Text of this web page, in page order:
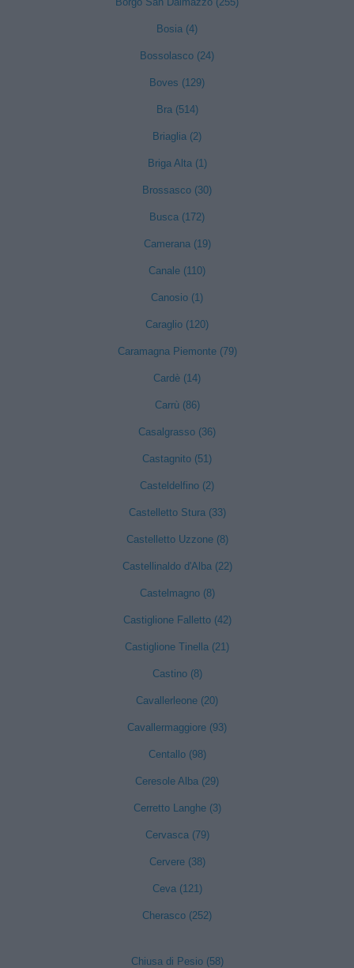
Bosia (4)
Bossolasco (24)
Boves (129)
Bra (514)
Briaglia (2)
Briga Alta (1)
Brossasco (30)
Busca (172)
Camerana (19)
Canale (110)
Canosio (1)
Caraglio (120)
Caramagna Piemonte (79)
Cardè (14)
Carrù (86)
Casalgrasso (36)
Castagnito (51)
Casteldelfino (2)
Castelletto Stura (33)
Castelletto Uzzone (8)
Castellinaldo d'Alba (22)
Castelmagno (8)
Castiglione Falletto (42)
Castiglione Tinella (21)
Castino (8)
Cavallerleone (20)
Cavallermaggiore (93)
Centallo (98)
Ceresole Alba (29)
Cerretto Langhe (3)
Cervasca (79)
Cervere (38)
Ceva (121)
Cherasco (252)
Chiusa di Pesio (58)